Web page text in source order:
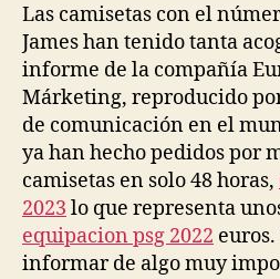
Las camisetas con el
James han tenido tanta
informe de la compañía
Márketing, reproducido
de comunicación en el
ya han hecho pedidos por
camisetas en solo 48 horas,
2023 lo que representa
equipacion psg 2022
informar de algo muy